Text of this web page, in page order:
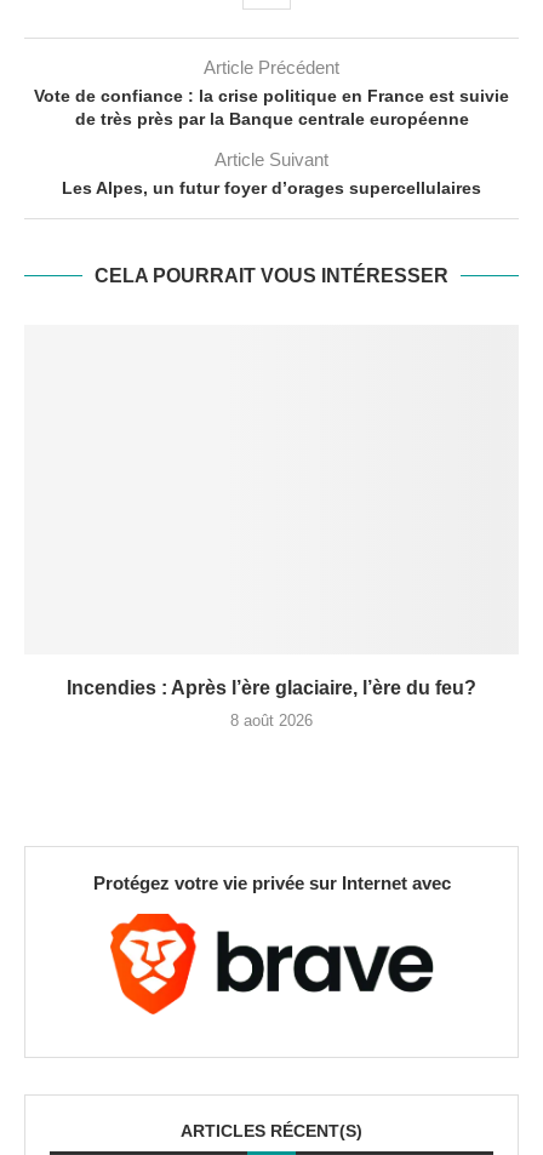
Article Précédent
Vote de confiance : la crise politique en France est suivie
de très près par la Banque centrale européenne
Article Suivant
Les Alpes, un futur foyer d’orages supercellulaires
CELA POURRAIT VOUS INTÉRESSER
Incendies : Après l’ère glaciaire, l’ère du feu?
8 août 2026
Protégez votre vie privée sur Internet avec
ARTICLES RÉCENT(S)